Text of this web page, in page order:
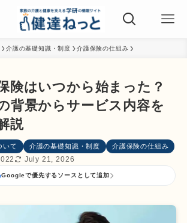
介護の基礎知識・制度 介護保険の仕組み
険はいつから始まった？
背景からサービス内容を
説
いて 介護の基礎知識・制度 介護保険の仕組み
July 21, 2026
Googleで優先するソースとして追加